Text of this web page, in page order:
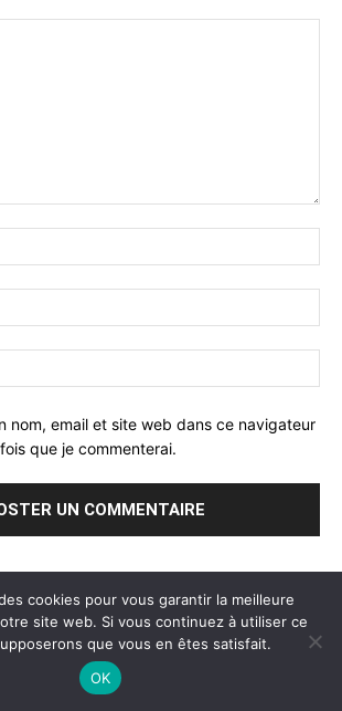
nom, email et site web dans ce navigateur
que je commenterai.
Mentions légales Blog Contact
WordPress Theme by TagDiv
cookies pour vous garantir la meilleure
site web. Si vous continuez à utiliser ce
que vous en êtes satisfait.
OK